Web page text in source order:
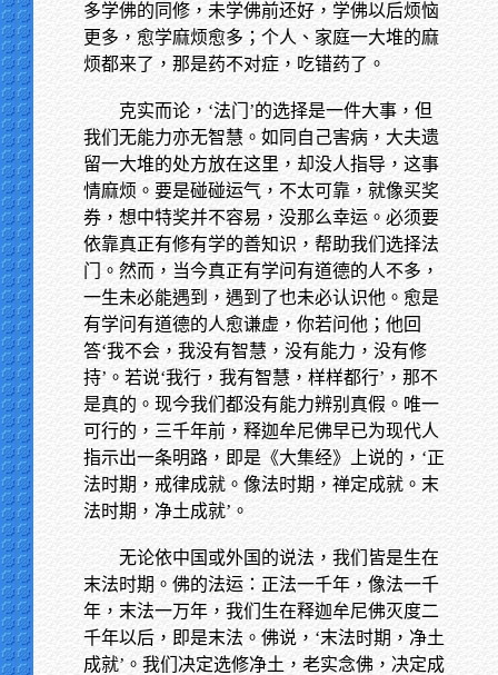
多学佛的同修，未学佛前还好，学佛以后烦恼
更多，愈学麻烦愈多；个人、家庭一大堆的麻
烦都来了，那是药不对症，吃错药了。
克实而论，‘法门’的选择是一件大事，但
我们无能力亦无智慧。如同自己害病，大夫遗
留一大堆的处方放在这里，却没人指导，这事
情麻烦。要是碰碰运气，不太可靠，就像买奖
券，想中特奖并不容易，没那么幸运。必须要
依靠真正有修有学的善知识，帮助我们选择法
门。然而，当今真正有学问有道德的人不多，
一生未必能遇到，遇到了也未必认识他。愈是
有学问有道德的人愈谦虚，你若问他；他回
答‘我不会，我没有智慧，没有能力，没有修
持’。若说‘我行，我有智慧，样样都行’，那不
是真的。现今我们都没有能力辨别真假。唯一
可行的，三千年前，释迦牟尼佛早已为现代人
指示出一条明路，即是《大集经》上说的，‘正
法时期，戒律成就。像法时期，禅定成就。末
法时期，净土成就’。
无论依中国或外国的说法，我们皆是生在
末法时期。佛的法运：正法一千年，像法一千
年，末法一万年，我们生在释迦牟尼佛灭度二
千年以后，即是末法。佛说，‘末法时期，净土
成就’。我们决定选修净土，老实念佛，决定成